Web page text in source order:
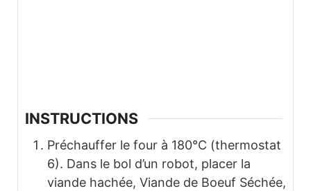
INSTRUCTIONS
Préchauffer le four à 180°C (thermostat
6). Dans le bol d’un robot, placer la
viande hachée, Viande de Boeuf Séchée,